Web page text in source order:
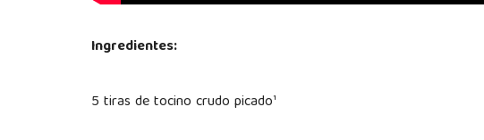
Ingredientes:
5 tiras de tocino crudo picado¹